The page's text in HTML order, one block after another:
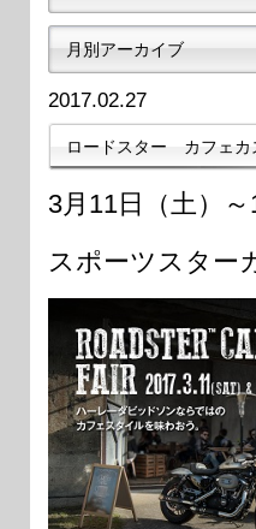
月別アーカイブ
2017.02.27
ロードスター カフェカ
3月11日（土）～
スポーツスター